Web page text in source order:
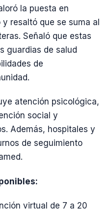
la puesta en
resaltó que se suma al
Señaló que estas
guardias de salud
de
atención psicológica,
social y
Además, hospitales y
de seguimiento
virtual de 7 a 20